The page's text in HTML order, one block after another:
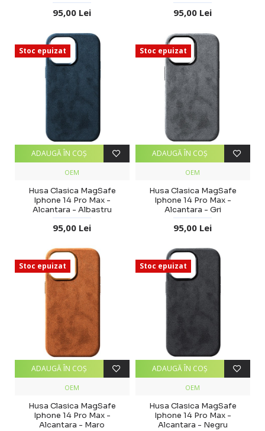
95,00 Lei 95,00 Lei
Stoc epuizat
OEM
Husa Clasica MagSafe
Iphone 14 Pro Max -
Alcantara - Albastru
95,00 Lei
ADAUGĂ ÎN COŞ
Stoc epuizat
OEM
Husa Clasica MagSafe
Iphone 14 Pro Max -
Alcantara - Gri
95,00 Lei
ADAUGĂ ÎN COŞ
Stoc epuizat
OEM
Husa Clasica MagSafe
Iphone 14 Pro Max -
Alcantara - Maro
ADAUGĂ ÎN COŞ
Stoc epuizat
OEM
Husa Clasica MagSafe
Iphone 14 Pro Max -
Alcantara - Negru
ADAUGĂ ÎN COŞ